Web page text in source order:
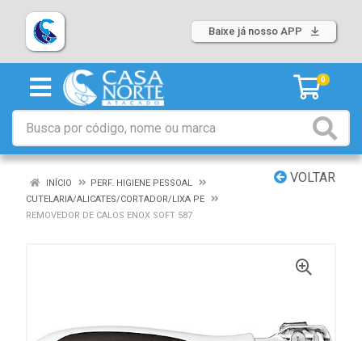
Baixe já nosso APP
0
VOLTAR
INÍCIO
PERF. HIGIENE PESSOAL
CUTELARIA/ALICATES/CORTADOR/LIXA PE
REMOVEDOR DE CALOS ENOX SOFT 587